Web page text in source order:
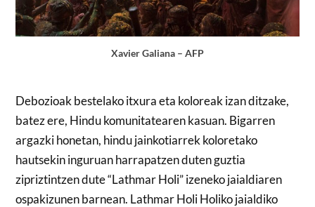
Xavier Galiana – AFP
Debozioak bestelako itxura eta koloreak izan ditzake,
batez ere, Hindu komunitatearen kasuan. Bigarren
argazki honetan, hindu jainkotiarrek koloretako
hautsekin inguruan harrapatzen duten guztia
zipriztintzen dute “Lathmar Holi” izeneko jaialdiaren
ospakizunen barnean. Lathmar Holi Holiko jaialdiko